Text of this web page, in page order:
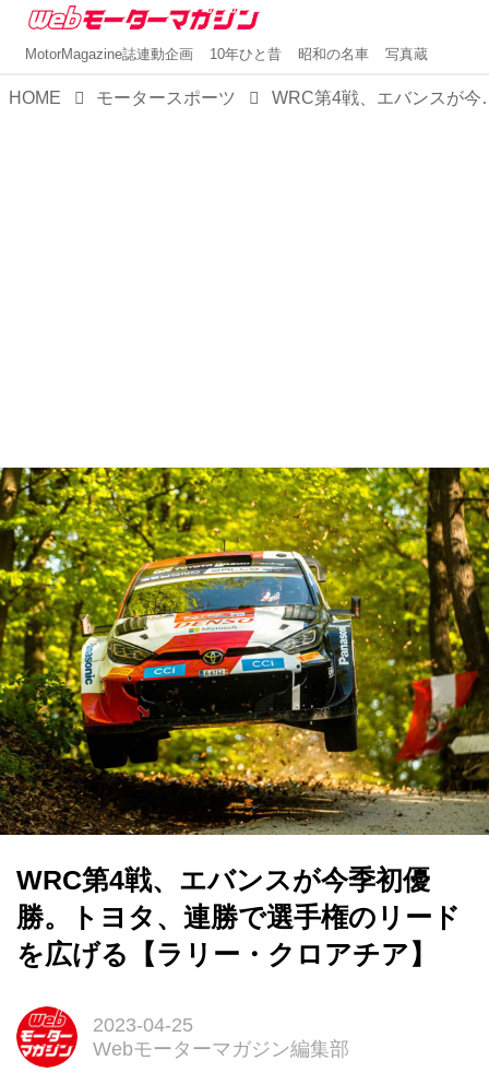
MotorMagazine誌連動企画 10年ひと昔 昭和の名車 写真蔵
HOME モータースポーツ WRC第4戦、エバン
WRC第4戦、エバンスが今季初優
勝。トヨタ、連勝で選手権のリード
を広げる【ラリー・クロアチア】
2023-04-25
Webモーターマガジン編集部